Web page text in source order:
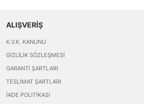
ALIŞVERİŞ
K.V.K. KANUNU
GIZLILIK SÖZLEŞMESI
GARANTI ŞARTLARI
TESLIMAT ŞARTLARI
İADE POLITIKASI